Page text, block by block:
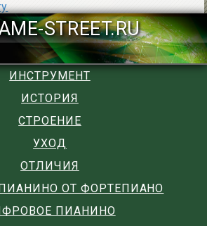
GAME-
ИНСТРУМЕНТ
ИСТОРИЯ
СТРОЕНИЕ
УХОД
ОТЛИЧИЯ
ОТ ФОРТЕПИАНО
ПИАНИНО